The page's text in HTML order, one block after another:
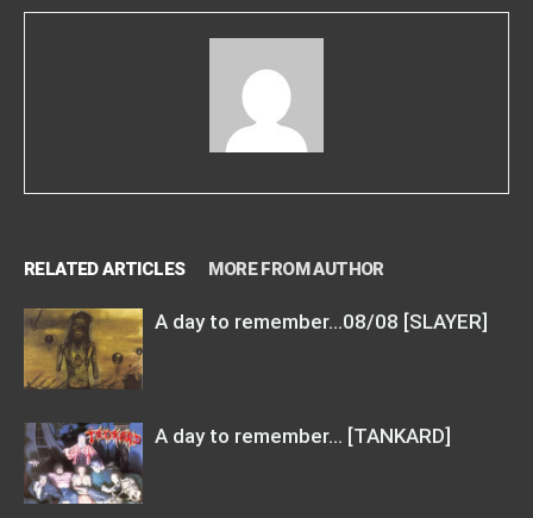
RELATED ARTICLES MORE FROM AUTHOR
A day to remember…08/08 [SLAYER]
A day to remember… [TANKARD]